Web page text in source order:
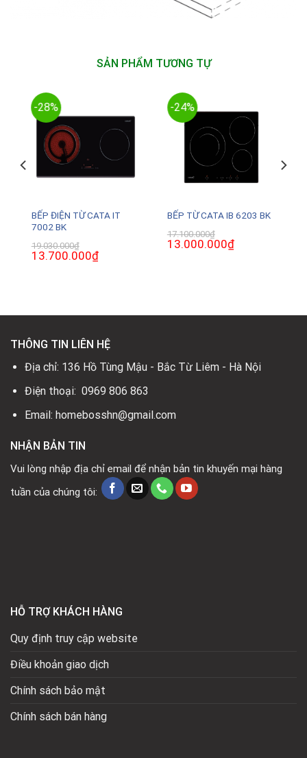
SẢN PHẨM TƯƠNG TỰ
-28%
BẾP ĐIỆN TỪ CATA IT
7002 BK
19.030.000₫
Giá
gốc
13.700.000₫Giá
hiện
-24%
BẾP TỪ CATA IB 6203 BK
17.100.000₫
Giá
gốc
13.000.000₫Giá
hiện
THÔNG TIN LIÊN HỆ
Địa chỉ: 136 Hồ Tùng Mậu - Bắc Từ Liêm - Hà Nội
Điện thoại: 0969 806 863
Email: homebosshn@gmail.com
NHẬN BẢN TIN
Vui lòng nhập địa chỉ email để nhận bản tin khuyến mại hàng
tuần của chúng tôi:
HỖ TRỢ KHÁCH HÀNG
Quy định truy cập website
Điều khoản giao dịch
Chính sách bảo mật
Chính sách bán hàng